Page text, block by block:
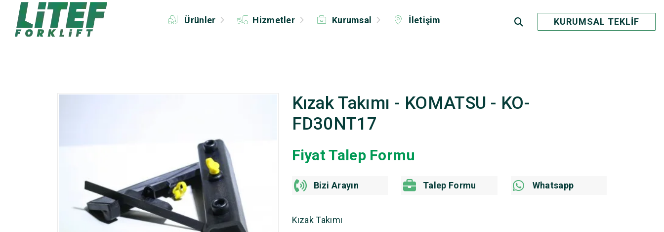
Ürünler Hizmetler Kurumsal İletişim KURUMSAL TEKLİF
Kızak Takımı - KOMATSU - KO-
FD30NT17
Fiyat Talep Formu
Bizi Arayın Talep Formu Whatsapp
Kızak Takımı